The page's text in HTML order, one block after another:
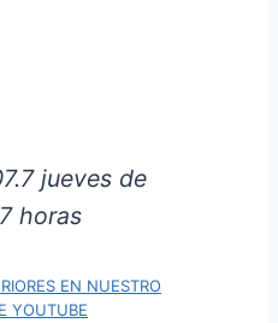
jueves de
horas
EN NUESTRO
YOUTUBE